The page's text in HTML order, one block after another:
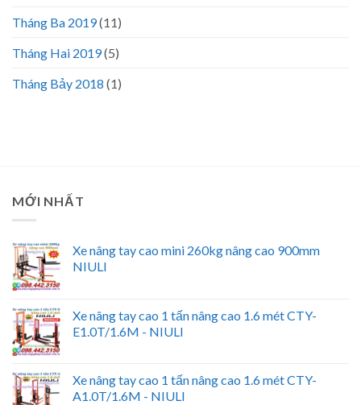
Tháng Ba 2019(11)
Tháng Hai 2019(5)
Tháng Bảy 2018 (1)
MỚI NHẤT
Xe nâng tay cao mini 260kg nâng cao 900mm
NIULI
Xe nâng tay cao 1 tấn nâng cao 1.6 mét CTY-
E1.0T/1.6M - NIULI
Xe nâng tay cao 1 tấn nâng cao 1.6 mét CTY-
A1.0T/1.6M - NIULI